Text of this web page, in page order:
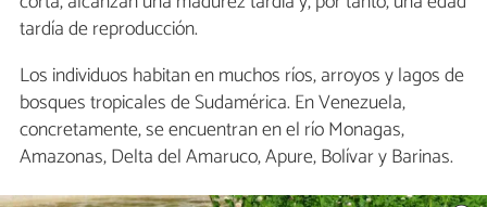
tardía de reproducción.
Los individuos habitan en muchos ríos, arroyos y lagos de
bosques tropicales de Sudamérica. En Venezuela,
concretamente, se encuentran en el río Monagas,
Amazonas, Delta del Amaruco, Apure, Bolívar y Barinas.